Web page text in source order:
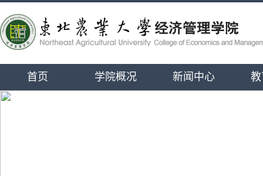
首页 学院概况 新闻中心